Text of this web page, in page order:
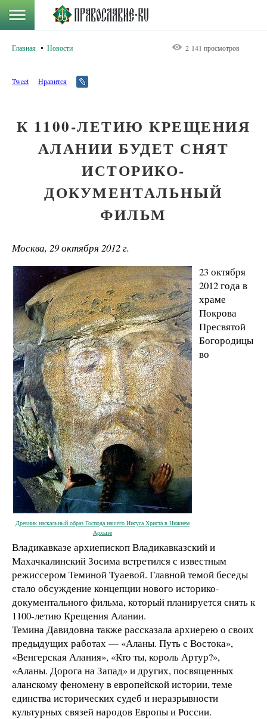
Главная Новости 2 141 просмотров
Tweet Нравится
К 1100-ЛЕТИЮ КРЕЩЕНИЯ
АЛАНИИ БУДЕТ СНЯТ
ИСТОРИКО-
ДОКУМЕНТАЛЬНЫЙ
ФИЛЬМ
Москва, 29 октября 2012 г.
Древник наскальный образ Господа нашего Иисуса Христа в Нижнем
Архызе
23 октября
2012 года в
храме
Покрова
Пресвятой
Богородицы
во
Владикавказе архиепископ Владикавказский и
Махачкалинский Зосима встретился с известным
режиссером Теминой Туаевой. Главной темой беседы
стало обсуждение концепции нового историко-
документального фильма, который планируется снять к
1100-летию Крещения Алании.
Темина Давидовна также рассказала архиерею о своих
предыдущих работах — «Аланы. Путь с Востока»,
«Венгерская Алания», «Кто ты, король Артур?»,
«Аланы. Дорога на Запад» и других, посвященных
аланскому феномену в европейской истории, теме
единства исторических судеб и неразрывности
культурных связей народов Европы и России.